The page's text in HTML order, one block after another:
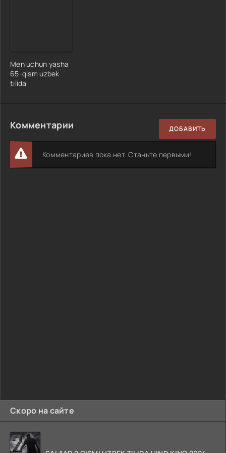
Скоро на сайте
Men uchun yasha
65-qism uzbek
tilida
Комментарии ДОБАВИТЬ
Комментариев пока нет. Станьте первыми!